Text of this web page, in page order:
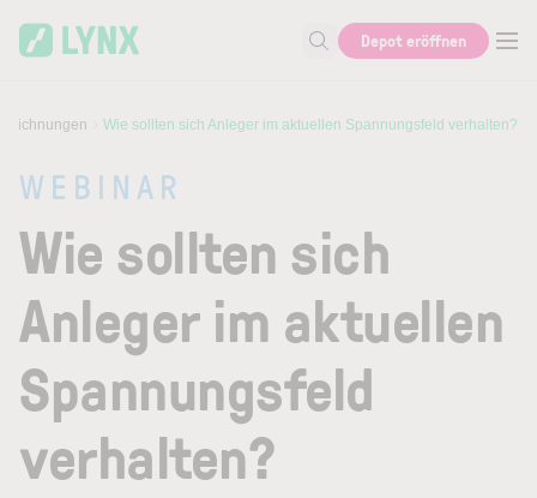
Suche nach Aktie, Autor...
Depot eröffnen
Wie sollten sich Anleger im aktuellen Spannungsfeld verhalten?
WEBINAR
Wie sollten sich
Anleger im aktuellen
Spannungsfeld
verhalten?